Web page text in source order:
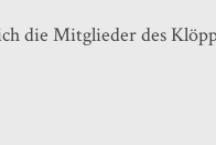
die Mitglieder des